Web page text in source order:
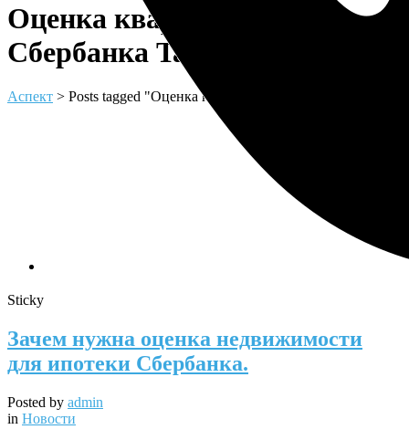
Оценка квартиры для
Сбербанка Tag
Аспект > Posts tagged "Оценка квартиры для Сбербанка"
Sticky
Зачем нужна оценка недвижимости
для ипотеки Сбербанка.
Posted by admin
in Новости